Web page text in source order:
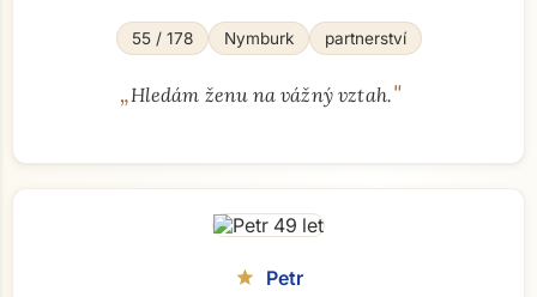
55 / 178 Nymburk partnerství
„Hledám ženu na vážný vztah."
star Petr